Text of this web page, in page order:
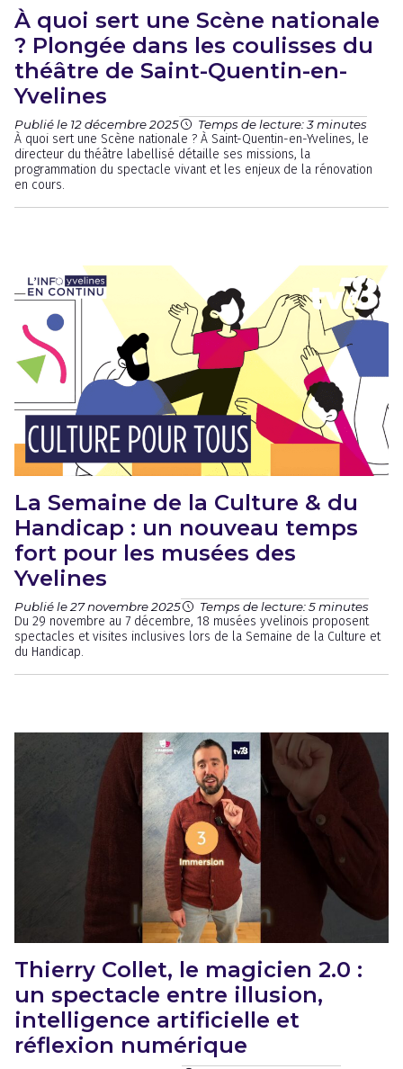
À quoi sert une Scène nationale
? Plongée dans les coulisses du
théâtre de Saint-Quentin-en-
Yvelines
Publié le 12 décembre 2025 Temps de lecture: 3 minutes
À quoi sert une Scène nationale ? À Saint-Quentin-en-Yvelines, le
directeur du théâtre labellisé détaille ses missions, la
programmation du spectacle vivant et les enjeux de la rénovation
en cours.
La Semaine de la Culture & du
Handicap : un nouveau temps
fort pour les musées des
Yvelines
Publié le 27 novembre 2025 Temps de lecture: 5 minutes
Du 29 novembre au 7 décembre, 18 musées yvelinois proposent
spectacles et visites inclusives lors de la Semaine de la Culture et
du Handicap.
Thierry Collet, le magicien 2.0 :
un spectacle entre illusion,
intelligence artificielle et
réflexion numérique